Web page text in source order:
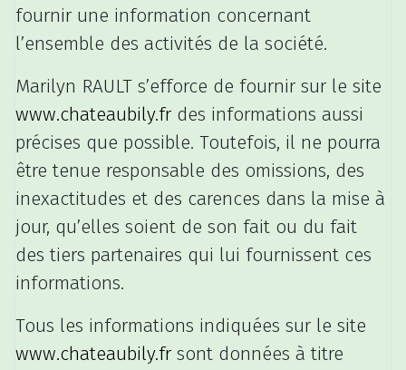
fournir une information concernant
l’ensemble des activités de la société.
Marilyn RAULT s’efforce de fournir sur le site
www.chateaubily.fr des informations aussi
précises que possible. Toutefois, il ne pourra
être tenue responsable des omissions, des
inexactitudes et des carences dans la mise à
jour, qu’elles soient de son fait ou du fait
des tiers partenaires qui lui fournissent ces
informations.
Tous les informations indiquées sur le site
www.chateaubily.fr sont données à titre